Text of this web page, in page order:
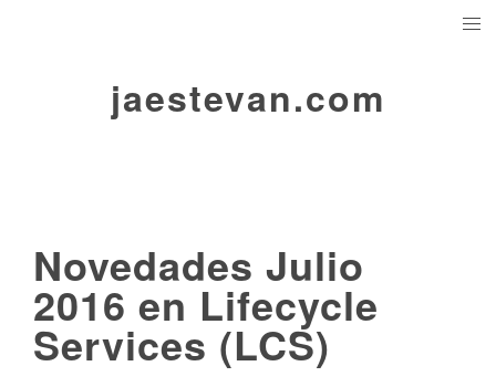
jaestevan.com
Novedades Julio
2016 en Lifecycle
Services (LCS)